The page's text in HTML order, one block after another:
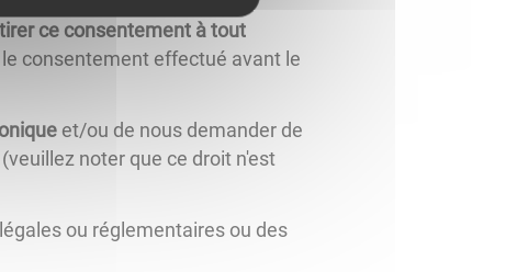
ce consentement à tout
consentement effectué avant le
et/ou de nous demander de
noter que ce droit n'est
ou réglementaires ou des